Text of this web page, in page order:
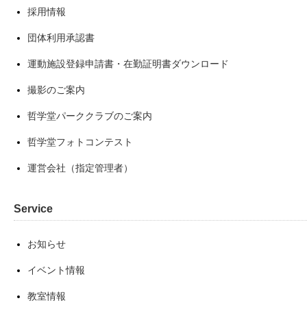
採用情報
団体利用承認書
運動施設登録申請書・在勤証明書ダウンロード
撮影のご案内
哲学堂パーククラブのご案内
哲学堂フォトコンテスト
運営会社（指定管理者）
Service
お知らせ
イベント情報
教室情報